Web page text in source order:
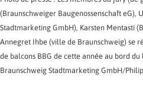
Informations sur le traitement des
(Braunschweiger Baugenossenschaft eG),
Stadtmarketing GmbH), Karsten Mentasti
Annegret Ihbe (ville de Braunschweig) se
de balcons BBG de cette année au bord du
Braunschweig Stadtmarketing GmbH/